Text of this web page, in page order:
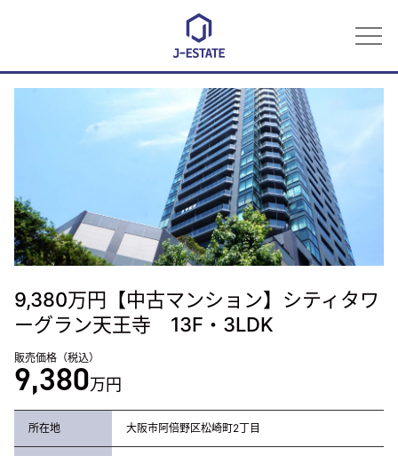
9,380万円【中古マンション】シティタワ
ーグラン天王寺 13F・3LDK
販売価格（税込）
9,380万円
所在地 大阪市阿倍野区松崎町2丁目